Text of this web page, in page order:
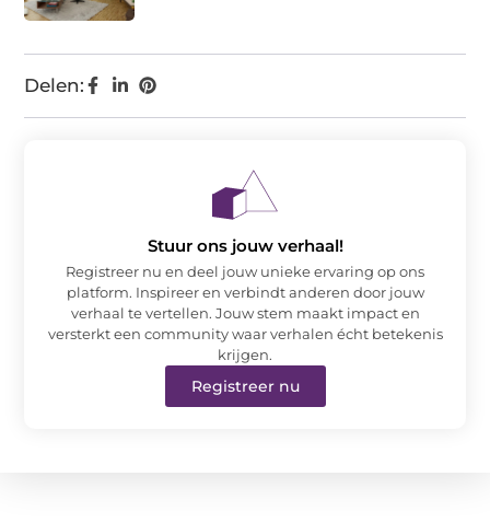
Delen:
Stuur ons jouw verhaal!
Registreer nu en deel jouw unieke ervaring op ons
platform. Inspireer en verbindt anderen door jouw
verhaal te vertellen. Jouw stem maakt impact en
versterkt een community waar verhalen écht betekenis
krijgen.
Registreer nu